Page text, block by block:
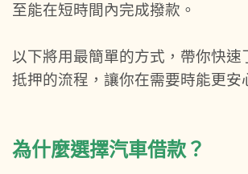
至能在短時間內完成撥款。
以下將用最簡單的方式，帶你快速
抵押的流程，讓你在需要時能更安
為什麼選擇汽車借款？